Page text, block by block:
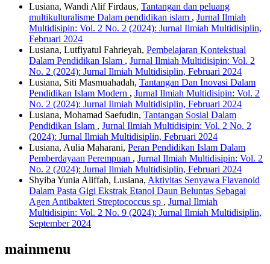
Lusiana, Wandi Alif Firdaus, Tantangan dan peluang
multikulturalisme Dalam pendidikan islam , Jurnal Ilmiah
Multidisipin: Vol. 2 No. 2 (2024): Jurnal Ilmiah Multidisiplin,
Februari 2024
Lusiana, Lutfiyatul Fahrieyah, Pembelajaran Kontekstual
Dalam Pendidikan Islam , Jurnal Ilmiah Multidisipin: Vol. 2
No. 2 (2024): Jurnal Ilmiah Multidisiplin, Februari 2024
Lusiana, Siti Masmuahadah, Tantangan Dan Inovasi Dalam
Pendidikan Islam Modern , Jurnal Ilmiah Multidisipin: Vol. 2
No. 2 (2024): Jurnal Ilmiah Multidisiplin, Februari 2024
Lusiana, Mohamad Saefudin, Tantangan Sosial Dalam
Pendidikan Islam , Jurnal Ilmiah Multidisipin: Vol. 2 No. 2
(2024): Jurnal Ilmiah Multidisiplin, Februari 2024
Lusiana, Aulia Maharani, Peran Pendidikan Islam Dalam
Pemberdayaan Perempuan , Jurnal Ilmiah Multidisipin: Vol. 2
No. 2 (2024): Jurnal Ilmiah Multidisiplin, Februari 2024
Shyiba Yunia Aliffah, Lusiana, Aktivitas Senyawa Flavanoid
Dalam Pasta Gigi Ekstrak Etanol Daun Beluntas Sebagai
Agen Antibakteri Streptococcus sp , Jurnal Ilmiah
Multidisipin: Vol. 2 No. 9 (2024): Jurnal Ilmiah Multidisiplin,
September 2024
mainmenu